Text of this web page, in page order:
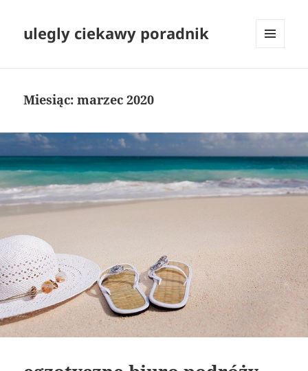
ulegly ciekawy poradnik
Miesiąc:marzec 2020